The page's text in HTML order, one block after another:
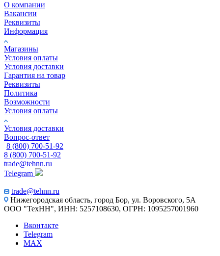
О компании
Вакансии
Реквизиты
Информация
Магазины
Условия оплаты
Условия доставки
Гарантия на товар
Реквизиты
Политика
Возможности
Условия оплаты
Условия доставки
Вопрос-ответ
8 (800) 700-51-92
8 (800) 700-51-92
trade@tehnn.ru
Telegram
trade@tehnn.ru
Нижегородская область, город Бор, ул. Воровского, 5А
ООО "ТехНН", ИНН: 5257108630, ОГРН: 1095257001960
Вконтакте
Telegram
MAX